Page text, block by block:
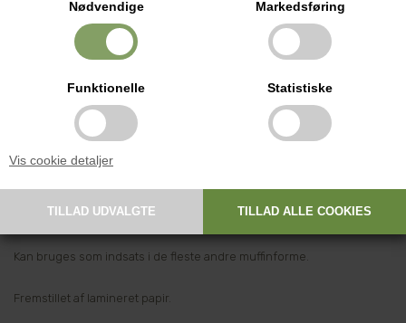
Nødvendige Markedsføring
Funktionelle Statistiske
Vis cookie detaljer
DKK
Chic fransk design og anderledes muffinforme.
Højde: 8 cm
Kan bruges som indsats i de fleste andre muffinforme.
Fremstillet af lamineret papir.